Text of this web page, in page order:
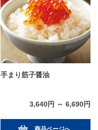
手まり筋子醤油
3,640円 ～ 6,690円